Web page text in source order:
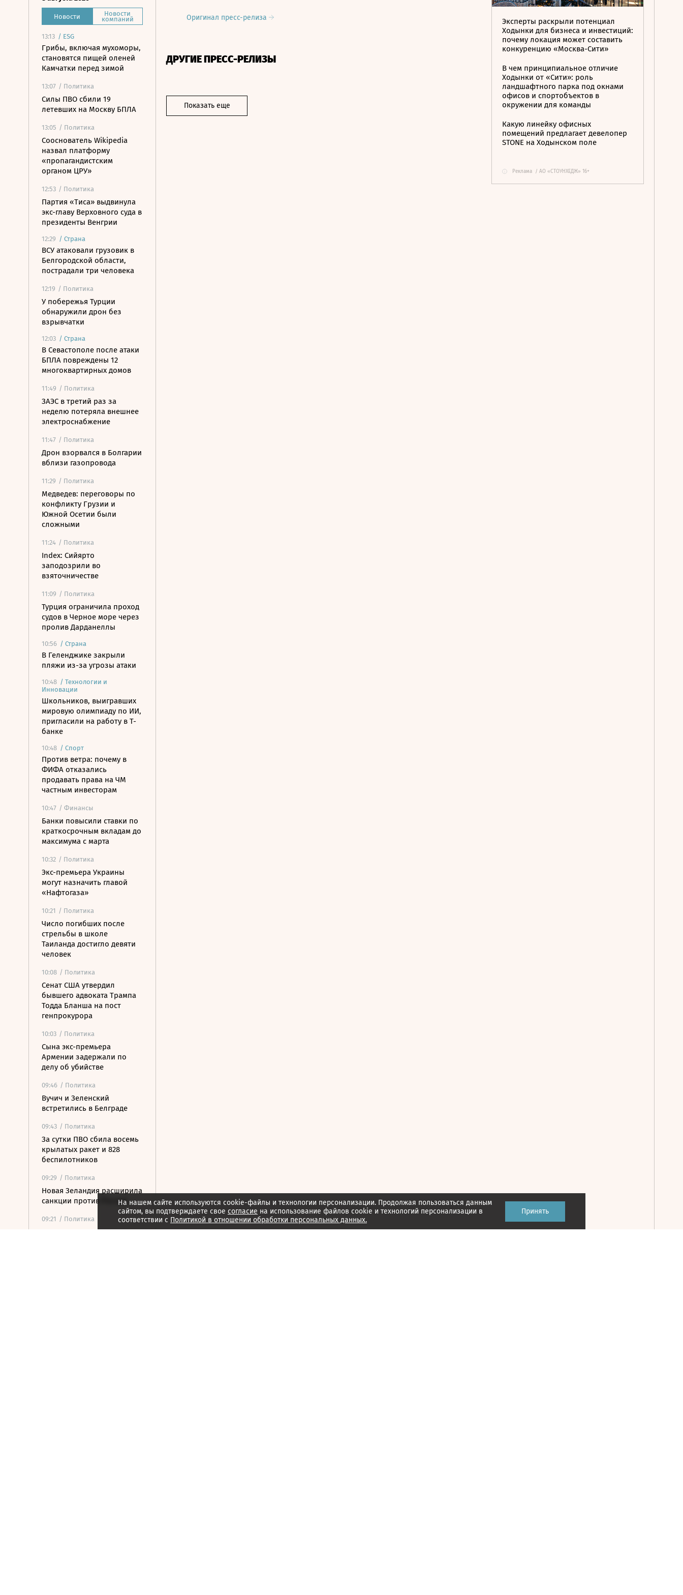
Новости Новости
компаний
13:13 / ESG
Грибы, включая мухоморы,
становятся пищей оленей
Камчатки перед зимой
13:07 / Политика
Силы ПВО сбили 19
летевших на Москву БПЛА
13:05 / Политика
Сооснователь Wikipedia
назвал платформу
«пропагандистским
органом ЦРУ»
12:53 / Политика
Партия «Тиса» выдвинула
экс-главу Верховного суда в
президенты Венгрии
12:29 / Страна
ВСУ атаковали грузовик в
Белгородской области,
пострадали три человека
12:19 / Политика
У побережья Турции
обнаружили дрон без
взрывчатки
12:03 / Страна
В Севастополе после атаки
БПЛА повреждены 12
многоквартирных домов
11:49 / Политика
ЗАЭС в третий раз за
неделю потеряла внешнее
электроснабжение
11:47 / Политика
Дрон взорвался в Болгарии
вблизи газопровода
11:29 / Политика
Медведев: переговоры по
конфликту Грузии и
Южной Осетии были
сложными
11:24 / Политика
Index: Сийярто
заподозрили во
взяточничестве
11:09 / Политика
Турция ограничила проход
судов в Черное море через
пролив Дарданеллы
10:56 / Страна
В Геленджике закрыли
пляжи из-за угрозы атаки
10:48 / Технологии и
Инновации
Школьников, выигравших
мировую олимпиаду по ИИ,
пригласили на работу в Т-
банке
10:48 / Спорт
Против ветра: почему в
ФИФА отказались
продавать права на ЧМ
частным инвесторам
10:47 / Финансы
Банки повысили ставки по
краткосрочным вкладам до
максимума с марта
10:32 / Политика
Экс-премьера Украины
могут назначить главой
«Нафтогаза»
10:21 / Политика
Число погибших после
стрельбы в школе
Таиланда достигло девяти
человек
10:08 / Политика
Сенат США утвердил
бывшего адвоката Трампа
Тодда Бланша на пост
генпрокурора
10:03 / Политика
Сына экс-премьера
Армении задержали по
делу об убийстве
09:46 / Политика
Вучич и Зеленский
встретились в Белграде
09:43 / Политика
За сутки ПВО сбила восемь
крылатых ракет и 828
беспилотников
09:29 / Политика
Новая Зеландия расширила
санкции против России
09:21 / Политика
Армия Россия установила
Оригинал пресс-релиза
ДРУГИЕ ПРЕСС-РЕЛИЗЫ
Показать еще
Эксперты раскрыли потенциал
Ходынки для бизнеса и инвестиций:
почему локация может составить
конкуренцию «Москва-Сити»
В чем принципиальное отличие
Ходынки от «Сити»: роль
ландшафтного парка под окнами
офисов и спортобъектов в
окружении для команды
Какую линейку офисных
помещений предлагает девелопер
STONE на Ходынском поле
Реклама / АО «СТОУНХЕДЖ» 16+
На нашем сайте используются cookie-файлы и технологии персонализации. Продолжая пользоваться данным
сайтом, вы подтверждаете свое согласие на использование файлов cookie и технологий персонализации в
соответствии с Политикой в отношении обработки персональных данных.
Принять